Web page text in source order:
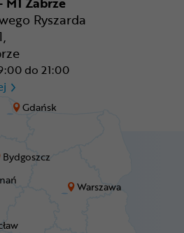
Bydgoszcz
Gdańsk
Warszawa
Ryszarda
do 21:00
CR Zabrze - M1 Zabrze